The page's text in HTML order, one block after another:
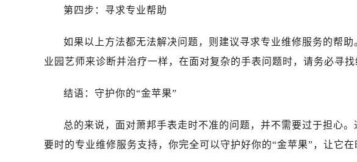
第四步：寻求专业帮助
如果以上方法都无法解决问题，则建议寻求专业维修服务的帮
业园艺师来诊断并治疗一样，在面对复杂的手表问题时，请务必寻找
结语：守护你的“金苹果”
总的来说，面对萧邦手表走时不准的问题，并不需要过于担心
要时的专业维修服务支持，你完全可以守护好你的“金苹果”，让它在